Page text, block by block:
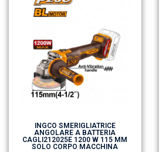
INGCO SMERIGLIATRICE
ANGOLARE A BATTERIA
CAGLI212025E 1200 W 115 MM
SOLO CORPO MACCHINA